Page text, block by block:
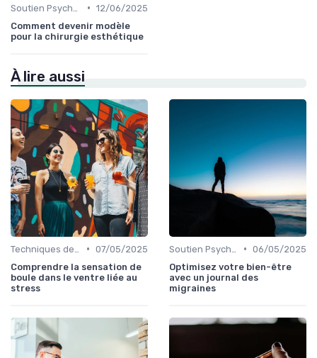
• 12/06/2025
Comment devenir modèle
pour la chirurgie esthétique
À lire aussi
• 07/05/2025
Comprendre la sensation de
boule dans le ventre liée au
stress
• 06/05/2025
Optimisez votre bien-être
avec un journal des
migraines